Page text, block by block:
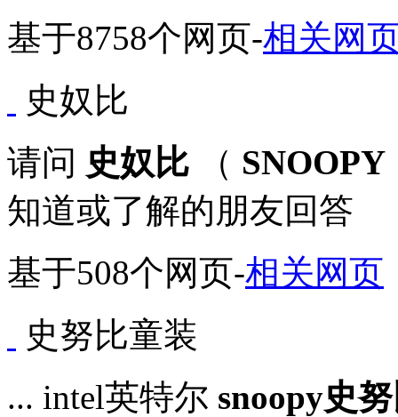
基于8758个网页-相关网
史奴比
请问 史奴比 （ SNOOPY
知道或了解的朋友回答
基于508个网页-相关网页
史努比童装
... intel英特尔 snoopy史